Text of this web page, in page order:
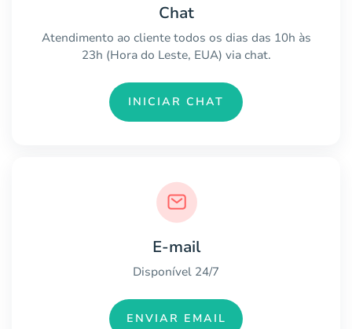
Chat
Atendimento ao cliente todos os dias das 10h às
23h (Hora do Leste, EUA) via chat.
INICIAR CHAT
E-mail
Disponível 24/7
ENVIAR EMAIL